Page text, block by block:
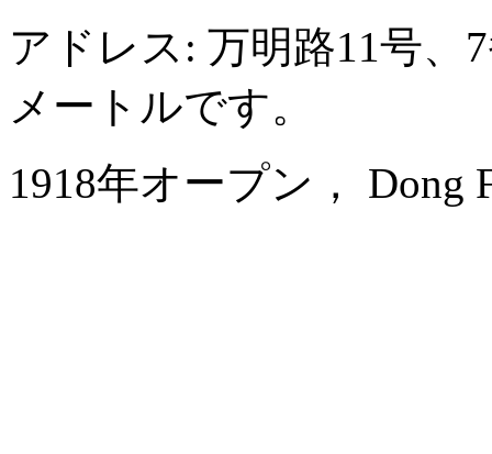
アドレス: 万明路11号、
メートルです。
1918年オープン， Dong